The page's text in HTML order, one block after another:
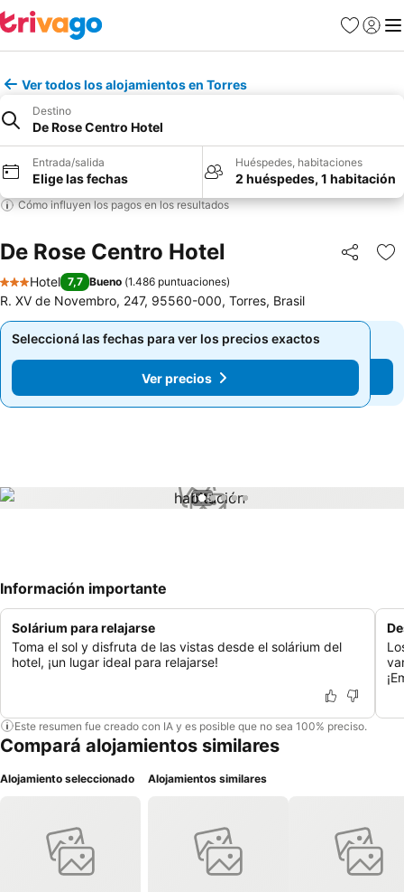
Favoritos
Iniciar
Ver todos los alojamientos en Torres
Destino
De Rose Centro Hotel
Entrada/salida
Elige las fechas
Huéspedes, habitaciones
2 huéspedes, 1 habitación
Cómo influyen los pagos en los resultados
De Rose Centro Hotel Compartir
3 Estrellas
Hotel 7,7 Bueno (1.486 puntuaciones)
R. XV de Novembro, 247, 95560-000, Torres, Brasil
Seleccioná las fechas para ver los precios exactos
Ver precios
Seleccioná las fechas para ver los precios exactos
Ver precios
1 / 5
Información importante
Solárium para relajarse
Toma el sol y disfruta de las vistas desde el solárium del
hotel, ¡un lugar ideal para relajarse!
Este resumen fue creado con IA y es posible que no sea 100% preciso.
Compará alojamientos similares
Alojamiento seleccionado Alojamientos similares